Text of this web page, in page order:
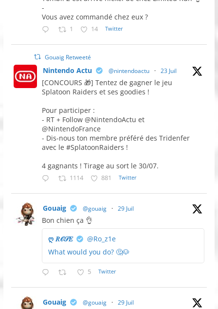
-
Vous avez commandé chez eux ?
1 14 Twitter
Gouaig Retweeté
Nintendo Actu @nintendoactu · 23 Juil
[CONCOURS 🎁] Tentez de gagner le jeu
Splatoon Raiders et ses goodies !
Pour participer :
- RT + Follow @NintendoActu et
@NintendoFrance
- Dis-nous ton membre préféré des Tridenfer
avec le #SplatoonRaiders !
4 gagnants ! Tirage au sort le 30/07.
1114 881 Twitter
Gouaig @gouaig · 29 Juil
Bon chien ça 👌
ღ 𝑅𝒪𝒮𝐸
@Ro_z1e
What would you do? 🤔🐶
5 Twitter
Gouaig @gouaig · 29 Juil